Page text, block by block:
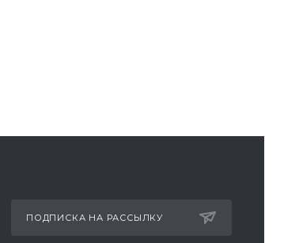
ПОДПИСКА НА РАССЫЛКУ